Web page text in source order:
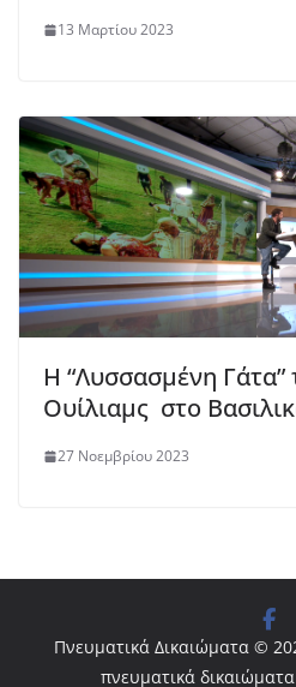
13 Μαρτίου 2023
Η “Λυσσασμένη Γάτα”
Ουίλιαμς στο
27 Νοεμβρίου 2023
Πνευματικά Δικαιώματα ©
πνευματικά